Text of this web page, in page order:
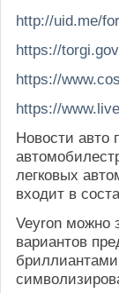
http://uid.me/
https://
https://
https://
Новости авто
легковых
входит в
Veyron можно
вариантов